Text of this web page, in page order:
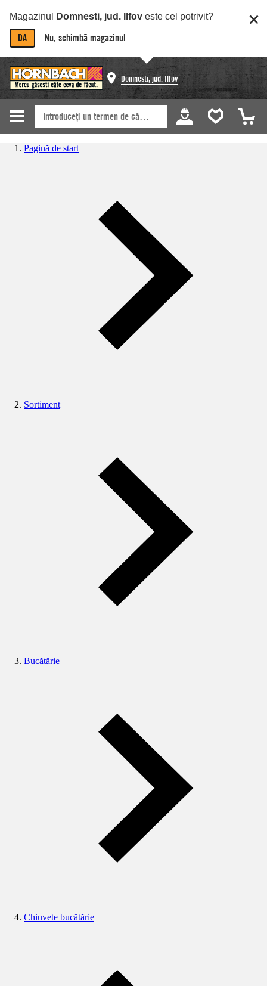
Magazinul Domnesti, jud. Ilfov este cel potrivit?
DA Nu, schimbă magazinul
Domnesti, jud. Ilfov
Pagină de start
Sortiment
Bucătărie
Chiuvete bucătărie